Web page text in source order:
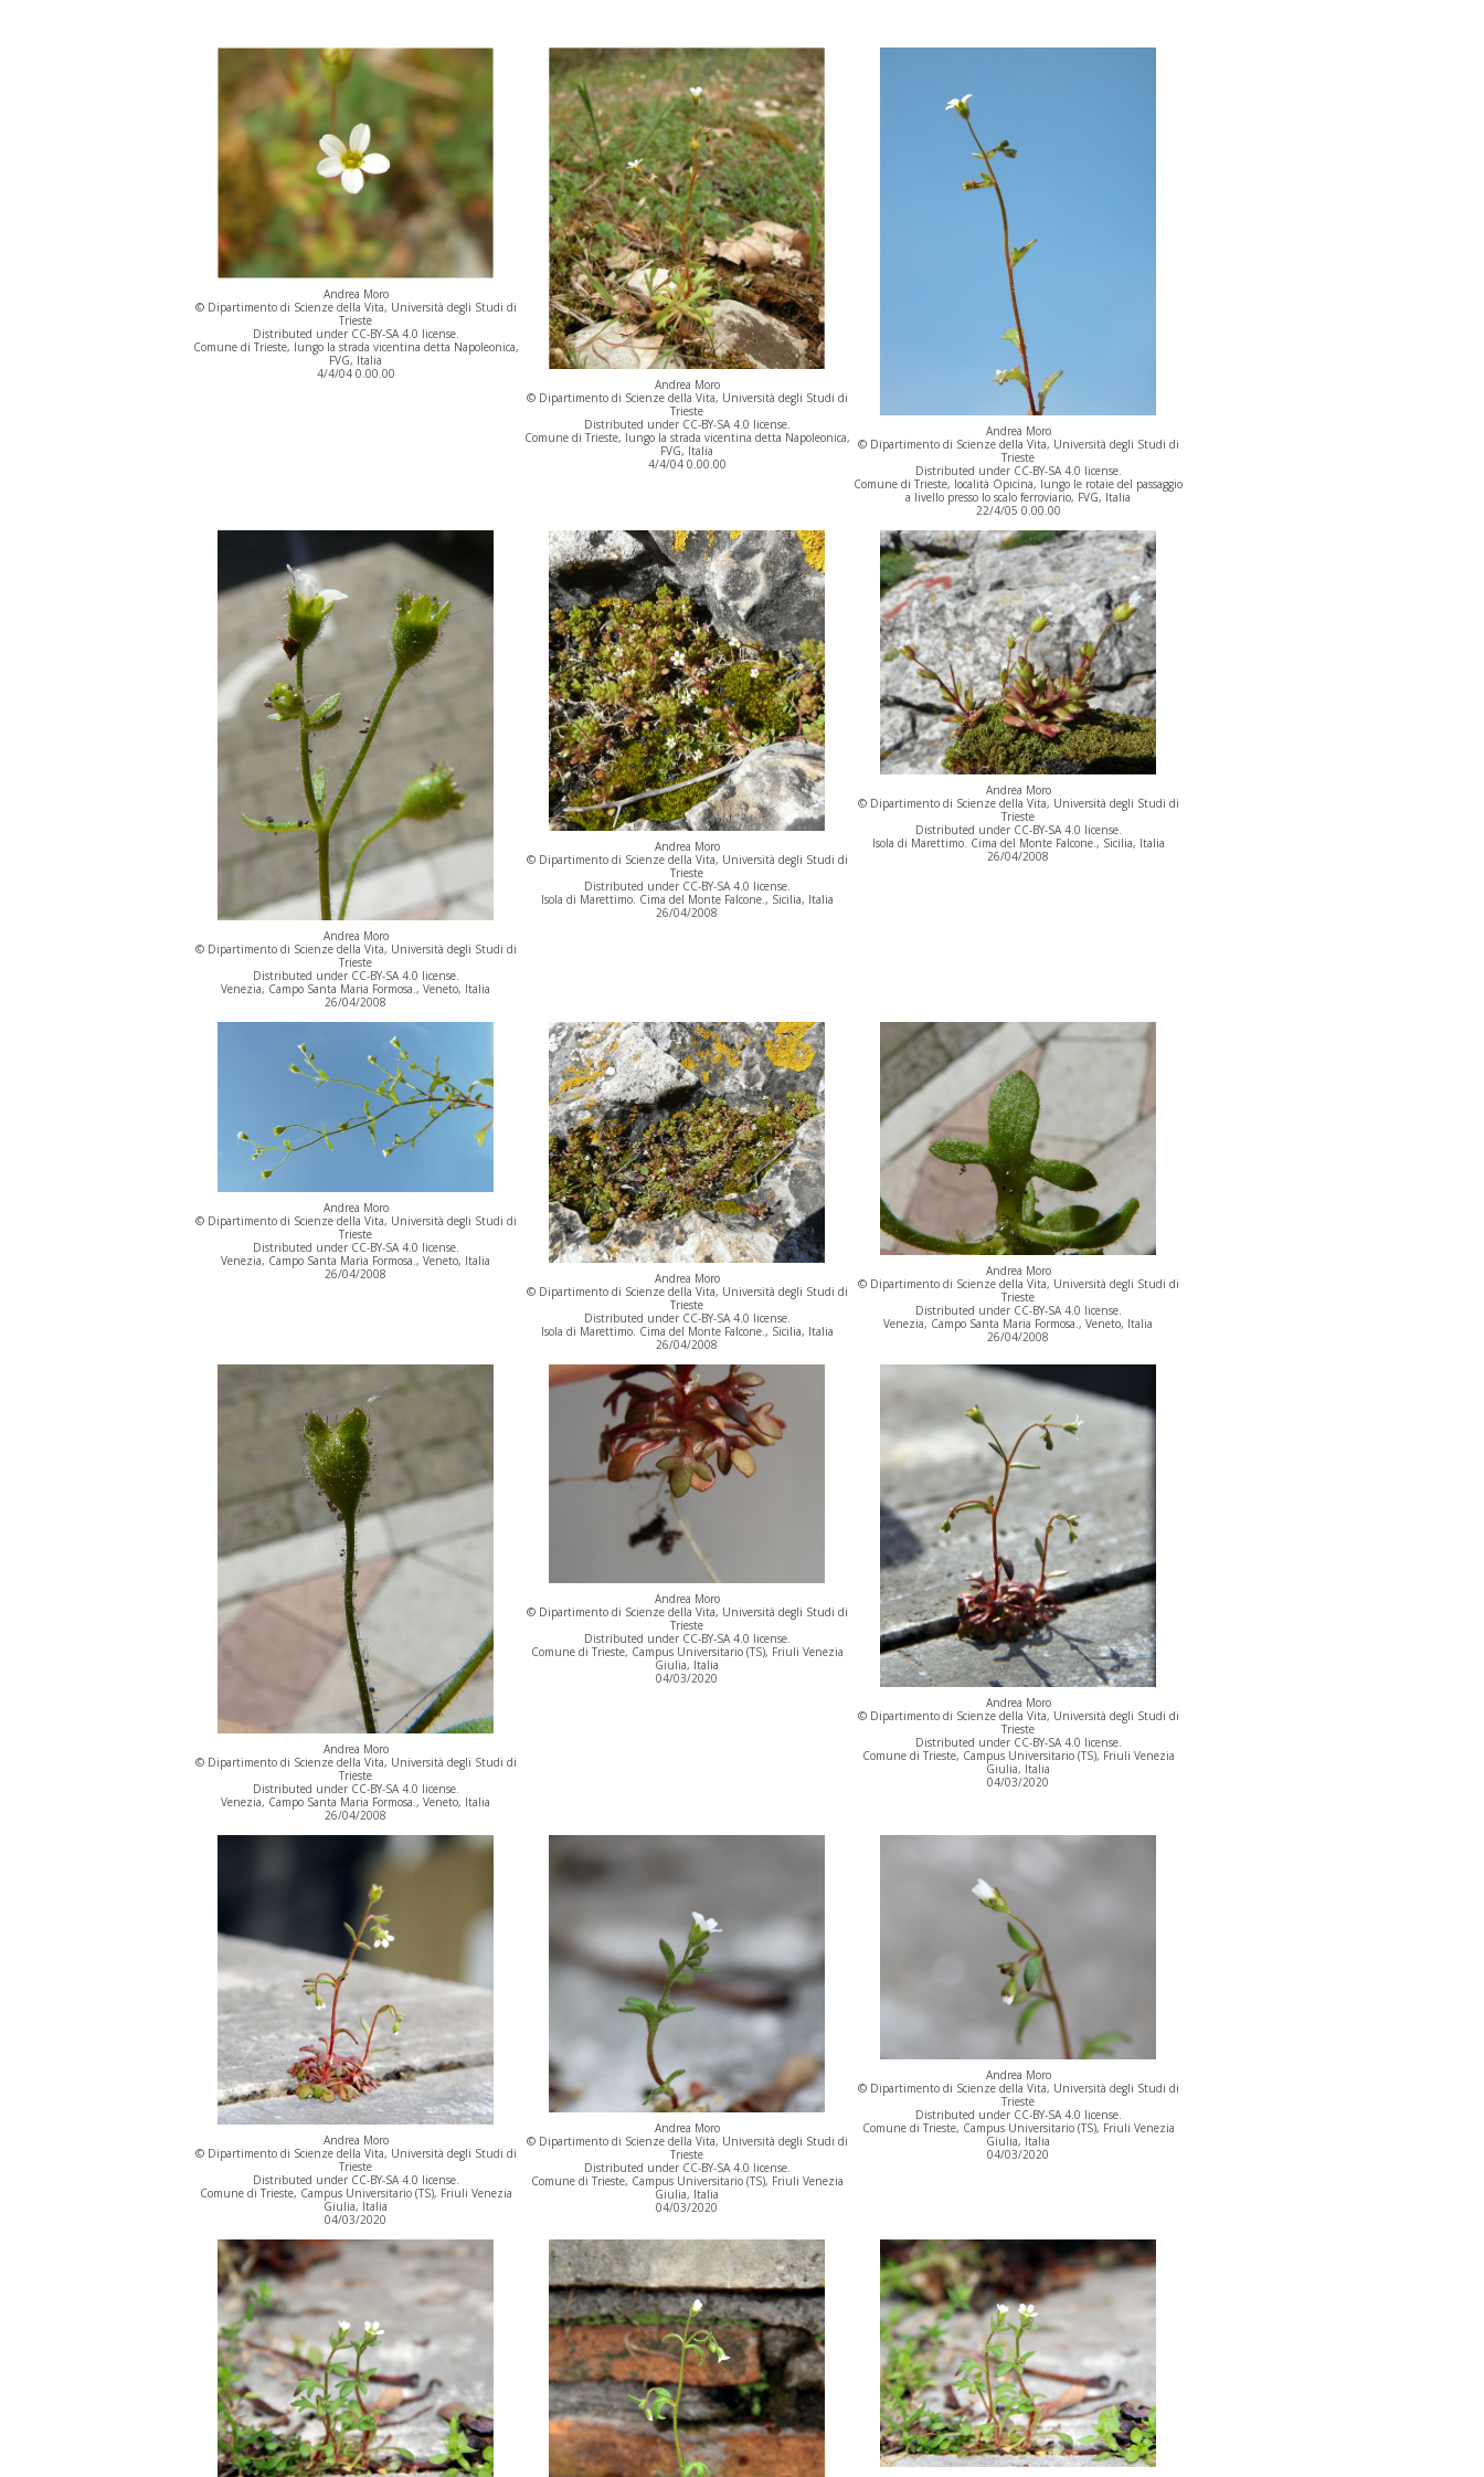
Andrea Moro
© Dipartimento di Scienze della Vita, Università degli Studi di
Trieste
Distributed under CC-BY-SA 4.0 license.
Comune di Trieste, lungo la strada vicentina detta Napoleonica,
FVG, Italia
4/4/04 0.00.00
Andrea Moro
© Dipartimento di Scienze della Vita, Università degli Studi di
Trieste
Distributed under CC-BY-SA 4.0 license.
Comune di Trieste, lungo la strada vicentina detta Napoleonica,
FVG, Italia
4/4/04 0.00.00
Andrea Moro
© Dipartimento di Scienze della Vita, Università degli Studi di
Trieste
Distributed under CC-BY-SA 4.0 license.
Comune di Trieste, località Opicina, lungo le rotaie del passaggio
a livello presso lo scalo ferroviario, FVG, Italia
22/4/05 0.00.00
Andrea Moro
© Dipartimento di Scienze della Vita, Università degli Studi di
Trieste
Distributed under CC-BY-SA 4.0 license.
Venezia, Campo Santa Maria Formosa., Veneto, Italia
26/04/2008
Andrea Moro
© Dipartimento di Scienze della Vita, Università degli Studi di
Trieste
Distributed under CC-BY-SA 4.0 license.
Isola di Marettimo. Cima del Monte Falcone., Sicilia, Italia
26/04/2008
Andrea Moro
© Dipartimento di Scienze della Vita, Università degli Studi di
Trieste
Distributed under CC-BY-SA 4.0 license.
Isola di Marettimo. Cima del Monte Falcone., Sicilia, Italia
26/04/2008
Andrea Moro
© Dipartimento di Scienze della Vita, Università degli Studi di
Trieste
Distributed under CC-BY-SA 4.0 license.
Venezia, Campo Santa Maria Formosa., Veneto, Italia
26/04/2008
Andrea Moro
© Dipartimento di Scienze della Vita, Università degli Studi di
Trieste
Distributed under CC-BY-SA 4.0 license.
Isola di Marettimo. Cima del Monte Falcone., Sicilia, Italia
26/04/2008
Andrea Moro
© Dipartimento di Scienze della Vita, Università degli Studi di
Trieste
Distributed under CC-BY-SA 4.0 license.
Venezia, Campo Santa Maria Formosa., Veneto, Italia
26/04/2008
Andrea Moro
© Dipartimento di Scienze della Vita, Università degli Studi di
Trieste
Distributed under CC-BY-SA 4.0 license.
Venezia, Campo Santa Maria Formosa., Veneto, Italia
26/04/2008
Andrea Moro
© Dipartimento di Scienze della Vita, Università degli Studi di
Trieste
Distributed under CC-BY-SA 4.0 license.
Comune di Trieste, Campus Universitario (TS), Friuli Venezia
Giulia, Italia
04/03/2020
Andrea Moro
© Dipartimento di Scienze della Vita, Università degli Studi di
Trieste
Distributed under CC-BY-SA 4.0 license.
Comune di Trieste, Campus Universitario (TS), Friuli Venezia
Giulia, Italia
04/03/2020
Andrea Moro
© Dipartimento di Scienze della Vita, Università degli Studi di
Trieste
Distributed under CC-BY-SA 4.0 license.
Comune di Trieste, Campus Universitario (TS), Friuli Venezia
Giulia, Italia
04/03/2020
Andrea Moro
© Dipartimento di Scienze della Vita, Università degli Studi di
Trieste
Distributed under CC-BY-SA 4.0 license.
Comune di Trieste, Campus Universitario (TS), Friuli Venezia
Giulia, Italia
04/03/2020
Andrea Moro
© Dipartimento di Scienze della Vita, Università degli Studi di
Trieste
Distributed under CC-BY-SA 4.0 license.
Comune di Trieste, Campus Universitario (TS), Friuli Venezia
Giulia, Italia
04/03/2020